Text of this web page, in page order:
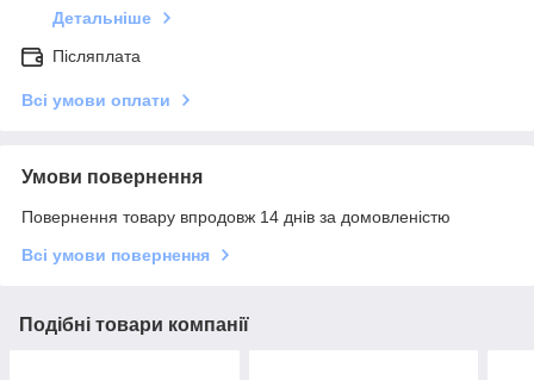
Детальніше
Післяплата
Всі умови оплати
Умови повернення
Повернення товару впродовж 14 днів за домовленістю
Всі умови повернення
Подібні товари компанії